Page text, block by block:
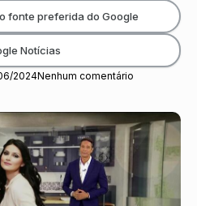
2024Nenhum comentário
fonte preferida do Google
Notícias